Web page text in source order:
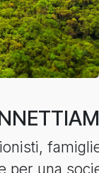
per una